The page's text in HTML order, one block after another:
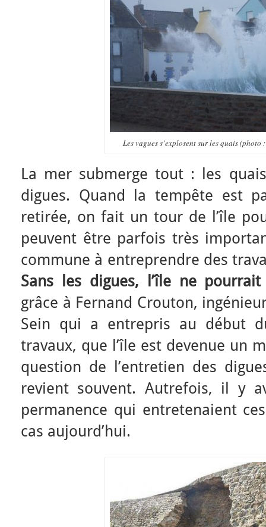
Les vagues s’explosent sur les quais
La mer submerge tout : les
digues. Quand la tempête est
retirée, on fait un tour de l’île
peuvent être parfois très
commune à entreprendre des
Sans les digues, l’île ne
grâce à Fernand Crouton,
Sein qui a entrepris au début
travaux, que l’île est devenue un
question de l’entretien des
revient souvent. Autrefois, il y
permanence qui entretenaient
cas aujourd’hui.